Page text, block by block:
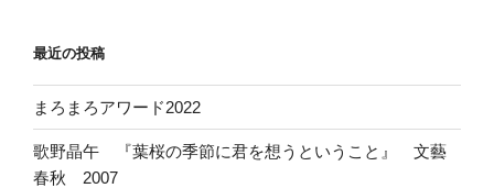
最近の投稿
まろまろアワード2022
歌野晶午 『葉桜の季節に君を想うということ』 文藝
春秋 2007